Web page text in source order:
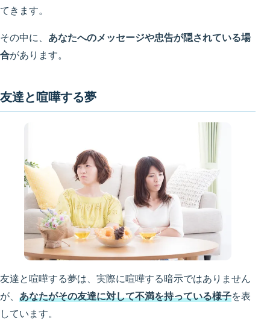
てきます。
その中に、 あなたへのメッセージや忠告が隠されている場
合があります。
友達と喧嘩する夢
友達と喧嘩する夢は、実際に喧嘩する暗示ではありません
が、 あなたがその友達に対して不満を持っている様子を表
しています。